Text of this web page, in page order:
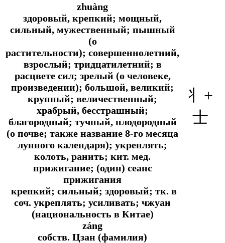
zhuàng
здоровый, крепкий; мощный,
сильный, мужественный; пышный
(о
растительности); совершеннолетний,
взрослый; тридцатилетний; в
расцвете сил; зрелый (о человеке,
произведении); большой, великий;
крупный; величественный;
храбрый, бесстрашный;
благородный; тучный, плодородный
(о почве; также название 8-го месяца
лунного календаря); укреплять;
колоть, ранить; кит. мед.
прижигание; (один) сеанс
прижигания
крепкий; сильный; здоровый; тк. в
соч. укреплять; усиливать; чжуан
(национальность в Китае)
záng
собств. Цзан (фамилия)
丬+
士